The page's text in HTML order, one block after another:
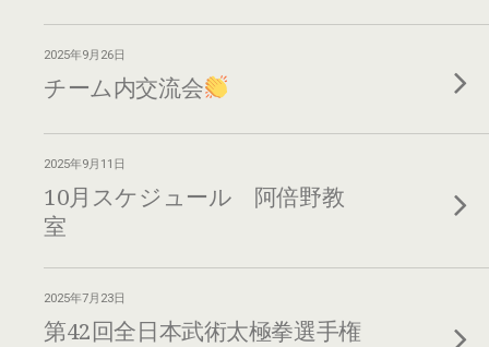
2025年9月26日
チーム内交流会
2025年9月11日
10月スケジュール 阿倍野教
室
2025年7月23日
第42回全日本武術太極拳選手権